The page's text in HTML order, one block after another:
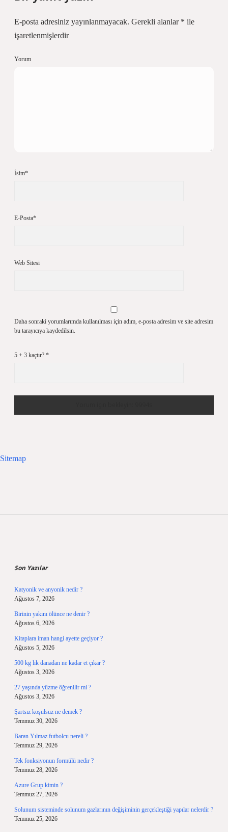
E-posta adresiniz yayınlanmayacak. Gerekli alanlar * ile
işaretlenmişlerdir
Yorum
İsim*
E-Posta*
Web Sitesi
Daha sonraki yorumlarımda kullanılması için adım, e-posta adresim ve site adresim
bu tarayıcıya kaydedilsin.
5 + 3 kaçtır? *
Sitemap
Son Yazılar
Katyonik ve anyonik nedir ?
Ağustos 7, 2026
Birinin yakını ölünce ne denir ?
Ağustos 6, 2026
Kitaplara iman hangi ayette geçiyor ?
Ağustos 5, 2026
500 kg lık danadan ne kadar et çıkar ?
Ağustos 3, 2026
27 yaşında yüzme öğrenilir mi ?
Ağustos 3, 2026
Şartsız koşulsuz ne demek ?
Temmuz 30, 2026
Baran Yılmaz futbolcu nereli ?
Temmuz 29, 2026
Tek fonksiyonun formülü nedir ?
Temmuz 28, 2026
Azure Grup kimin ?
Temmuz 27, 2026
Solunum sisteminde solunum gazlarının değişiminin gerçekleştiği yapılar nelerdir ?
Temmuz 25, 2026